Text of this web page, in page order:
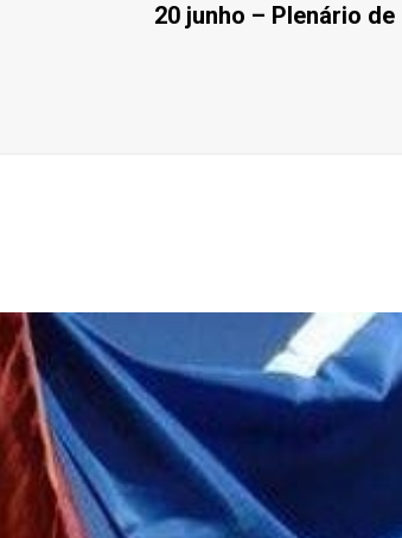
20 junho – Plenário